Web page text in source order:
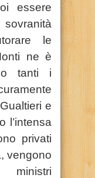
essere
sovranità
le
ne è
tanti i
e
l’intensa
privati
vengono